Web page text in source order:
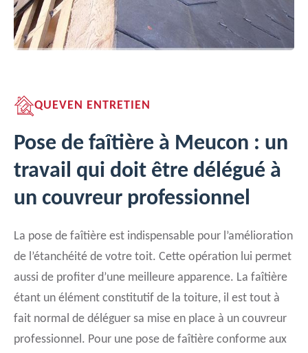
QUEVEN ENTRETIEN
Pose de faîtière à Meucon : un
travail qui doit être délégué à
un couvreur professionnel
La pose de faîtière est indispensable pour l’amélioration
de l’étanchéité de votre toit. Cette opération lui permet
aussi de profiter d’une meilleure apparence. La faîtière
étant un élément constitutif de la toiture, il est tout à
fait normal de déléguer sa mise en place à un couvreur
professionnel. Pour une pose de faîtière conforme aux